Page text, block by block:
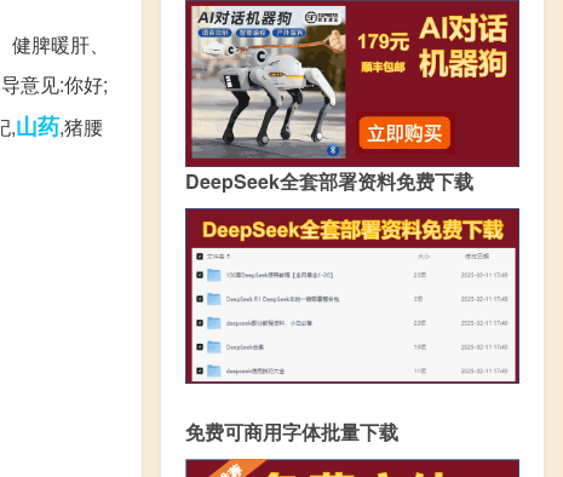
脾暖肝、
意见:你好;
,山药,猪腰
DeepSeek全套部署资料免费下载
免费可商用字体批量下载